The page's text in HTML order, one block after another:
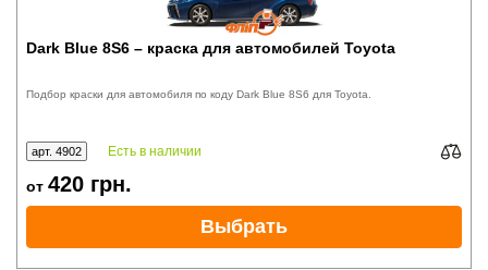
Dark Blue 8S6 – краска для автомобилей Toyota
Подбор краски для автомобиля по коду Dark Blue 8S6 для Toyota.
арт. 4902 Есть в наличии
от 420 грн.
Выбрать